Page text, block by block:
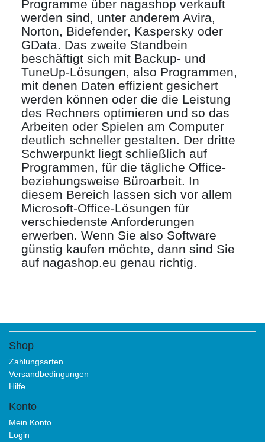
Programme über nagashop verkauft
werden sind, unter anderem Avira,
Norton, Bidefender, Kaspersky oder
GData. Das zweite Standbein
beschäftigt sich mit Backup- und
TuneUp-Lösungen, also Programmen,
mit denen Daten effizient gesichert
werden können oder die die Leistung
des Rechners optimieren und so das
Arbeiten oder Spielen am Computer
deutlich schneller gestalten. Der dritte
Schwerpunkt liegt schließlich auf
Programmen, für die tägliche Office-
beziehungsweise Büroarbeit. In
diesem Bereich lassen sich vor allem
Microsoft-Office-Lösungen für
verschiedenste Anforderungen
erwerben. Wenn Sie also Software
günstig kaufen möchte, dann sind Sie
auf nagashop.eu genau richtig.
...
Shop
Zahlungsarten
Versandbedingungen
Hilfe
Konto
Mein Konto
Login